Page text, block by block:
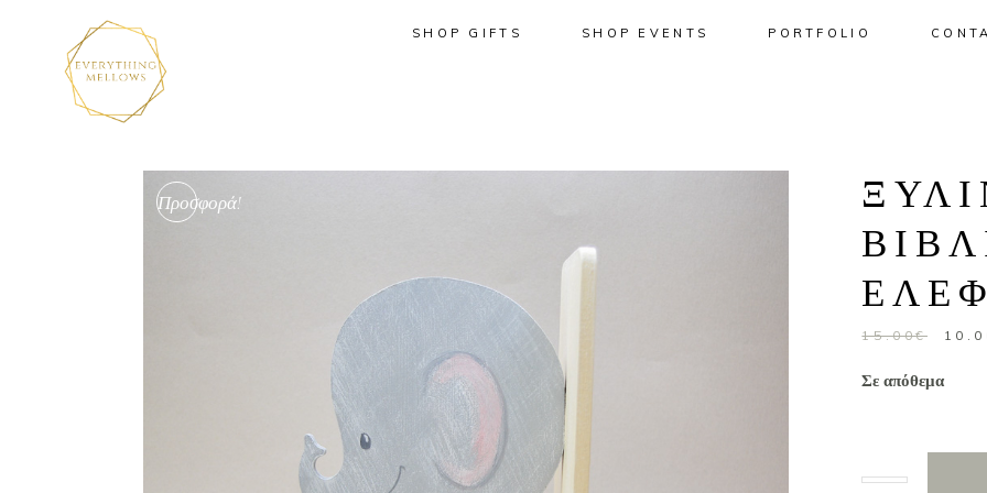
SHOP GIFTS SHOP EVENTS PORTFOLIO
Προσφορά!
15.00€
was:
Σε απόθεμα